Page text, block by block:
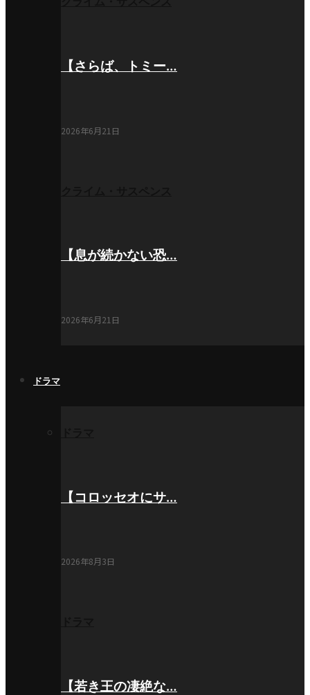
【さらば、トミー…
2026年6月21日
【息が続かない恐…
2026年6月21日
ドラマ
【コロッセオにサ…
2026年8月3日
【若き王の凄絶な…